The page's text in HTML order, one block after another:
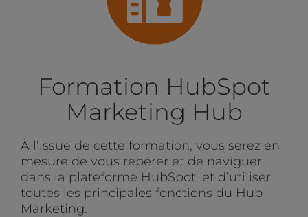
Formation HubSpot
Marketing Hub
À l’issue de cette formation, vous serez en
mesure de vous repérer et de naviguer
dans la plateforme HubSpot, et d’utiliser
toutes les principales fonctions du Hub
Marketing.